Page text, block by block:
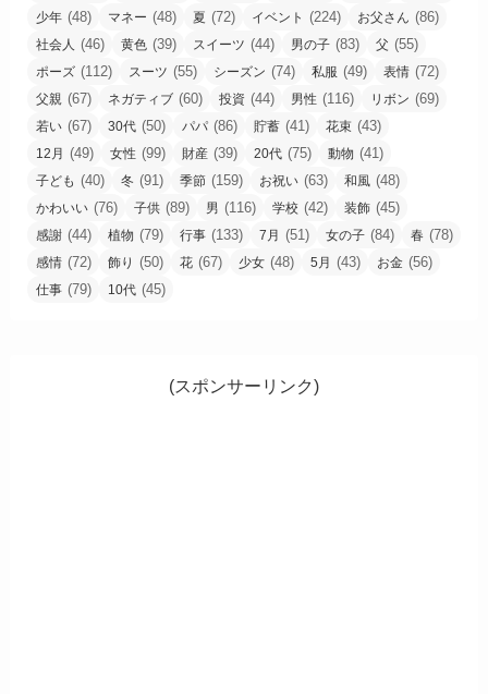
少年 (48) マネー (48) 夏 (72) イベント (224) お父さん (86)
社会人 (46) 黄色 (39) スイーツ (44) 男の子 (83) 父 (55)
ポーズ (112) スーツ (55) シーズン (74) 私服 (49) 表情 (72)
父親 (67) ネガティブ (60) 投資 (44) 男性 (116) リボン (69)
若い (67) 30代 (50) パパ (86) 貯蓄 (41) 花束 (43)
12月 (49) 女性 (99) 財産 (39) 20代 (75) 動物 (41)
子ども (40) 冬 (91) 季節 (159) お祝い (63) 和風 (48)
かわいい (76) 子供 (89) 男 (116) 学校 (42) 装飾 (45)
感謝 (44) 植物 (79) 行事 (133) 7月 (51) 女の子 (84) 春 (78)
感情 (72) 飾り (50) 花 (67) 少女 (48) 5月 (43) お金 (56)
仕事 (79) 10代 (45)
(スポンサーリンク)